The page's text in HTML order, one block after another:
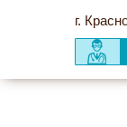
г.